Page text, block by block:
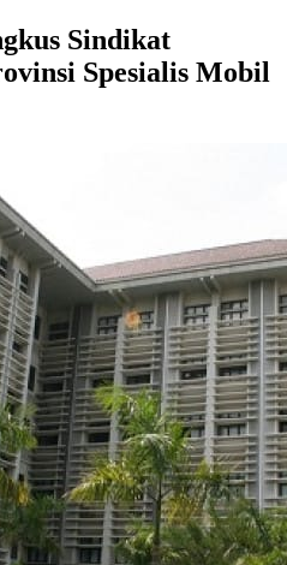
Sindikat
Spesialis Mobil